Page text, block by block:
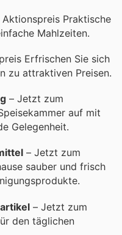
Praktische
Mahlzeiten.
Erfrischen Sie sich
zu attraktiven Preisen.
– Jetzt zum
auf mit
Gelegenheit.
– Jetzt zum
sauber und frisch
– Jetzt zum
den täglichen